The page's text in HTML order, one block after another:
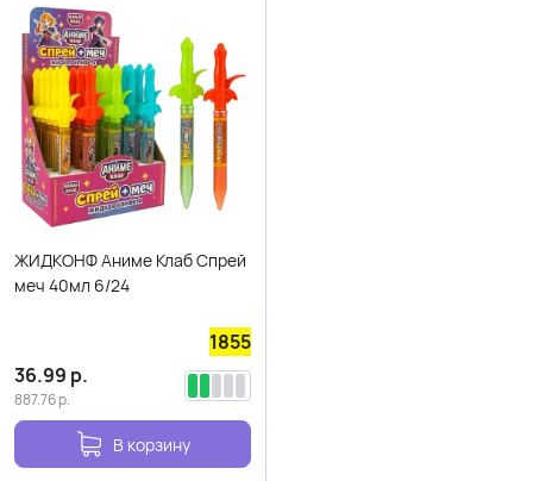
ЖИДКОНФ Аниме Клаб Спрей
меч 40мл 6/24
1855
36.99 р.
887.76р.
В корзину